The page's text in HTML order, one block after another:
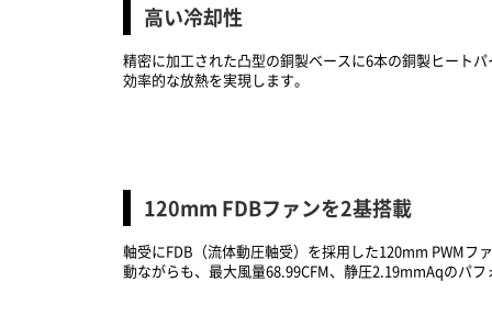
高い冷却性
精密に加工された凸型の銅製ベースに6本の銅製ヒート
効率的な放熱を実現します。
120mm FDBファンを2基搭載
軸受にFDB（流体動圧軸受）を採用した120mm PWMフ
動ながらも、最大風量68.99CFM、静圧2.19mmAqのパ